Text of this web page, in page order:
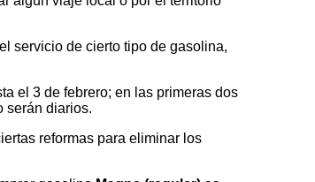
servicio de cierto tipo de gasolina,
el 3 de febrero; en las primeras dos
serán diarios.
reformas para eliminar los